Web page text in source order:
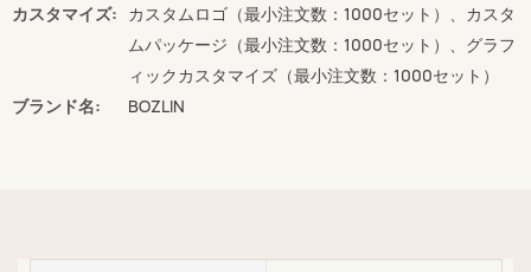
カスタマイズ: カスタムロゴ（最小注文数：1000セット）、カスタ
ムパッケージ（最小注文数：1000セット）、グラフ
ィックカスタマイズ（最小注文数：1000セット）
ブランド名:
BOZLIN